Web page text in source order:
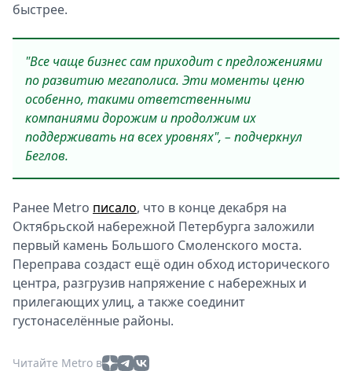
быстрее.
"Все чаще бизнес сам приходит с предложениями
по развитию мегаполиса. Эти моменты ценю
особенно, такими ответственными
компаниями дорожим и продолжим их
поддерживать на всех уровнях", – подчеркнул
Беглов.
Ранее Metro писало, что в конце декабря на
Октябрьской набережной Петербурга заложили
первый камень Большого Смоленского моста.
Переправа создаст ещё один обход исторического
центра, разгрузив напряжение с набережных и
прилегающих улиц, а также соединит
густонаселённые районы.
Читайте Metro в